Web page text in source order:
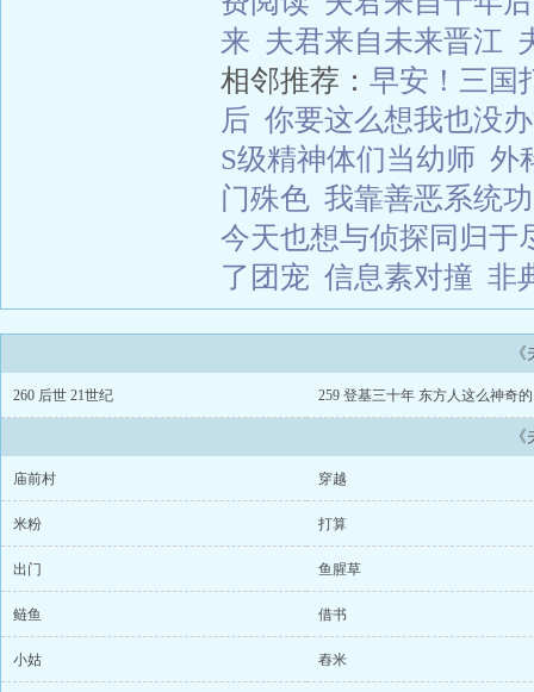
来 夫君来自未来晋江
相邻推荐： 早安！三国
后 你要这么想我也没
S级精神体们当幼师 外
门殊色 我靠善恶系统
今天也想与侦探同归于
了团宠 信息素对撞 非
260 后世 21世纪 259 登基三十年 东方人这么神奇的
庙前村 穿越
米粉 打算
出门 鱼腥草
鲢鱼 借书
小姑 舂米